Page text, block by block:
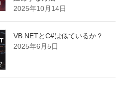
2025年10月14日
VB.NETとC#は似ているか？
2025年6月5日